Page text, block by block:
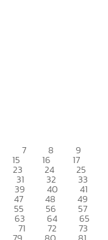
7 8 9
15 16 17
23 24 25
31 32 33
39 40 41
47 48 49
55 56 57
63 64 65
71 72 73